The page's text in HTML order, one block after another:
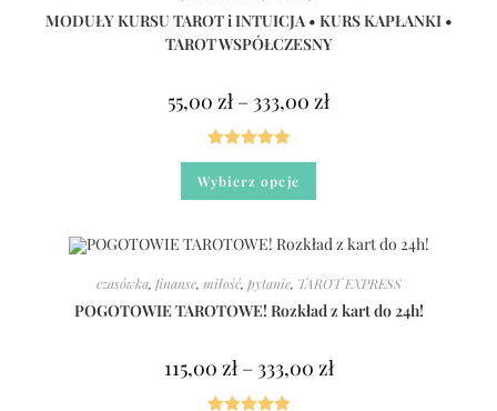
MODUŁY KURSU TAROT i INTUICJA • KURS KAPŁANKI •
TAROT WSPÓŁCZESNY
55,00 zł – 333,00 zł
Oceniono
5.00na 5
Wybierz opcje
czasówka, finanse, miłość, pytanie, TAROT EXPRESS
POGOTOWIE TAROTOWE! Rozkład z kart do 24h!
115,00 zł – 333,00 zł